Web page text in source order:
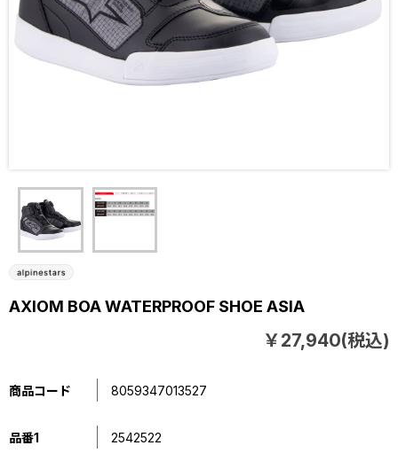
AXIOM BOA WATERPROOF SHOE ASIA
￥27,940(税込)
商品コード 8059347013527
品番1 2542522